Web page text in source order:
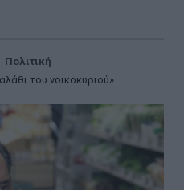
Πολιτική
του νοικοκυριού»